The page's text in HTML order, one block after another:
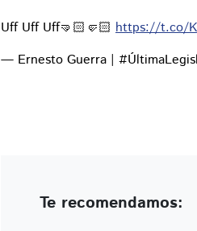
Uff Uff Uff🤜🏻🤛🏻 https://t.co/
— Ernesto Guerra |
Te recomendamos: